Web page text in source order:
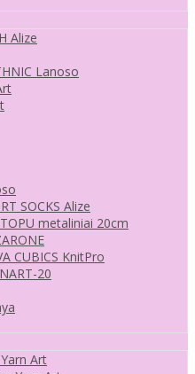
Alize
Lanoso
SOCKS Alize
metaliniai 20cm
CUBICS KnitPro
20
Art